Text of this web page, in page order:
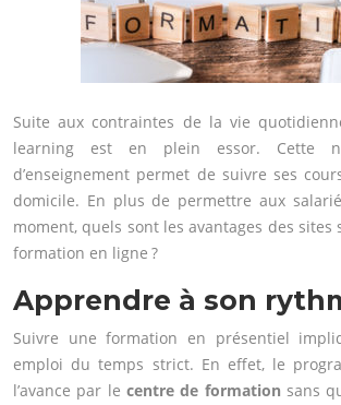
Suite aux contraintes de la vie
learning est en plein essor. Cette
d’enseignement permet de suivre ses
domicile. En plus de permettre aux
moment, quels sont les avantages des sites
formation en ligne ?
Apprendre à son
Suivre une formation en présentiel
emploi du temps strict. En effet, le
l’avance par le centre de formation sans